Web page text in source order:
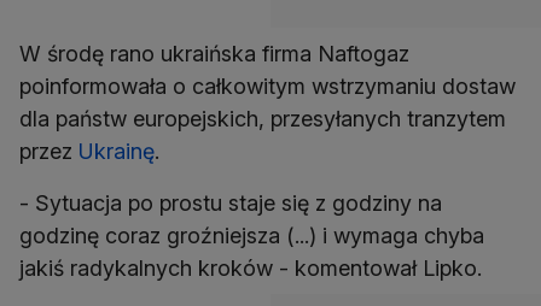
W środę rano ukraińska firma Naftogaz
poinformowała o całkowitym wstrzymaniu dostaw
dla państw europejskich, przesyłanych tranzytem
przez Ukrainę.
- Sytuacja po prostu staje się z godziny na
godzinę coraz groźniejsza (...) i wymaga chyba
jakiś radykalnych kroków - komentował Lipko.